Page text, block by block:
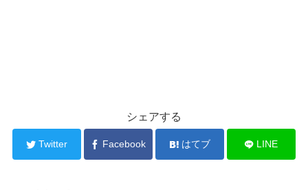
シェアする
Twitter Facebook はてブ LINE